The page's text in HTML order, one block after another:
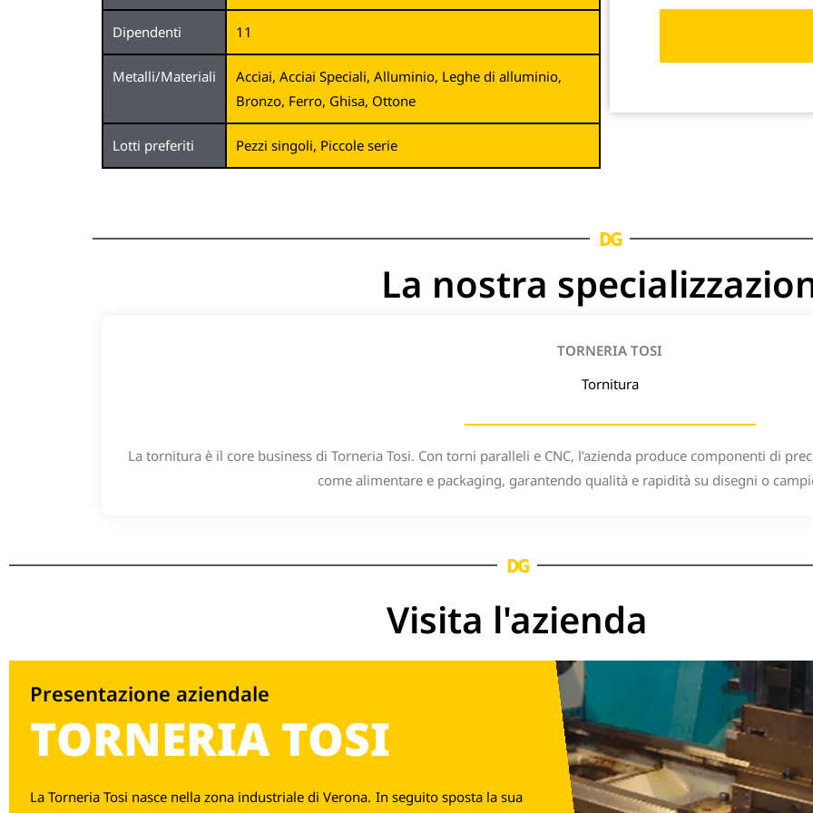
Dipendenti 11
Metalli/Materiali
Acciai, Acciai Speciali, Alluminio, Leghe di alluminio,
Bronzo, Ferro, Ghisa, Ottone
Lotti preferiti Pezzi singoli, Piccole serie
DG
La nostra
TORNERIA TOSI
Tornitura
La tornitura è il core business di Torneria Tosi. Con torni paralleli e CNC, l’azienda produce componenti di
come alimentare e packaging, garantendo qualità e rapidità su disegni o
DG
Visita l'azienda
Presentazione aziendale
TORNERIA TOSI
La Torneria Tosi nasce nella zona industriale di Verona. In seguito sposta la sua